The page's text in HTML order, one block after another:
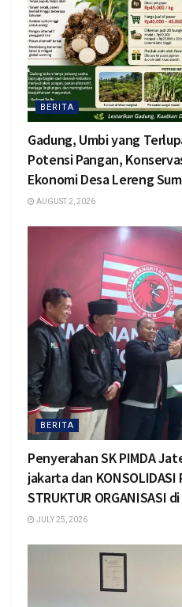
BERITA
Gadung, Umbi yang
Potensi Pangan,
Ekonomi Desa Lereng
AUGUST 2, 2026
BERITA
Penyerahan SK PIMDA
jakarta dan KONSOLIDASI
STRUKTUR ORGANISASI
JULY 25, 2026